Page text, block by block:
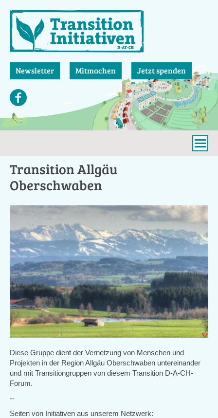
zum
Inhalt
Newsletter Mitmachen Jetzt spenden
Transition Allgäu
Oberschwaben
Diese Gruppe dient der Vernetzung von Menschen und
Projekten in der Region Allgäu Oberschwaben untereinander
und mit Transitiongruppen von diesem Transition D-A-CH-
Forum.
--
Seiten von Initiativen aus unserem Netzwerk: